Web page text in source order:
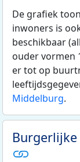
De grafiek
inwoners is
beschikbaar
ouder vormen
er tot op
Middelburg.